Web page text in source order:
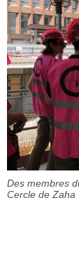
Des membres
Cercle de Zaha